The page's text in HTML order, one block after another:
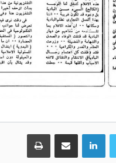
لينكدإن مشاركة عبر البريد